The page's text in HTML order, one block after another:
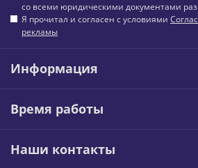
со всеми юридическими документами
Я прочитал и согласен с условиями
рекламы
Информация
Время работы
Наши контакты